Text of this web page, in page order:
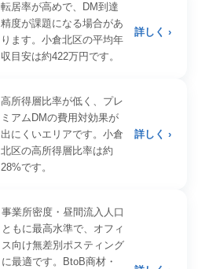
転居率が高めで、DM到達
精度が課題になる場合があ
ります。小倉北区の平均年
収目安は約422万円です。
詳しく ›
高所得層比率が低く、プレ
ミアムDMの費用対効果が
出にくいエリアです。小倉
北区の高所得層比率は約
28%です。
詳しく ›
事業所密度・昼間流入人口
ともに最高水準で、オフィ
ス向け無差別ポスティング
に最適です。BtoB商材・